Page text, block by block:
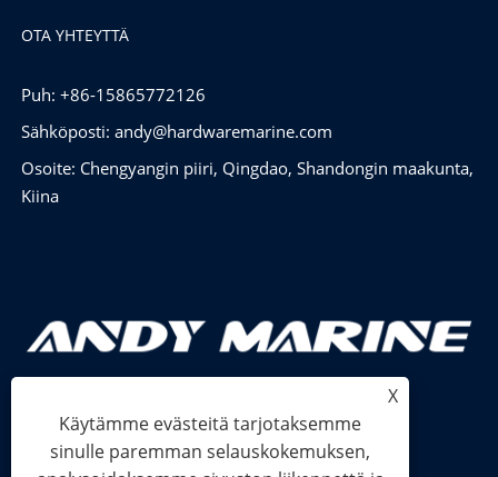
OTA YHTEYTTÄ
Puh: +86-15865772126
Sähköposti: andy@hardwaremarine.com
Osoite: Chengyangin piiri, Qingdao, Shandongin maakunta,
Kiina
X
Käytämme evästeitä tarjotaksemme
sinulle paremman selauskokemuksen,